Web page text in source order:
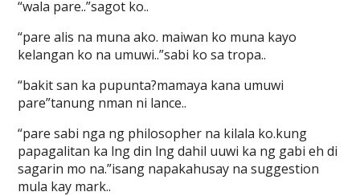
“wala pare..”sagot ko..
“pare alis na muna ako. maiwan ko muna kayo
kelangan ko na umuwi..”sabi ko sa tropa..
“bakit san ka pupunta?mamaya kana umuwi
pare”tanung nman ni lance..
“pare sabi nga ng philosopher na kilala ko.kung
papagalitan ka lng din lng dahil uuwi ka ng gabi eh di
sagarin mo na.”isang napakahusay na suggestion
mula kay mark..